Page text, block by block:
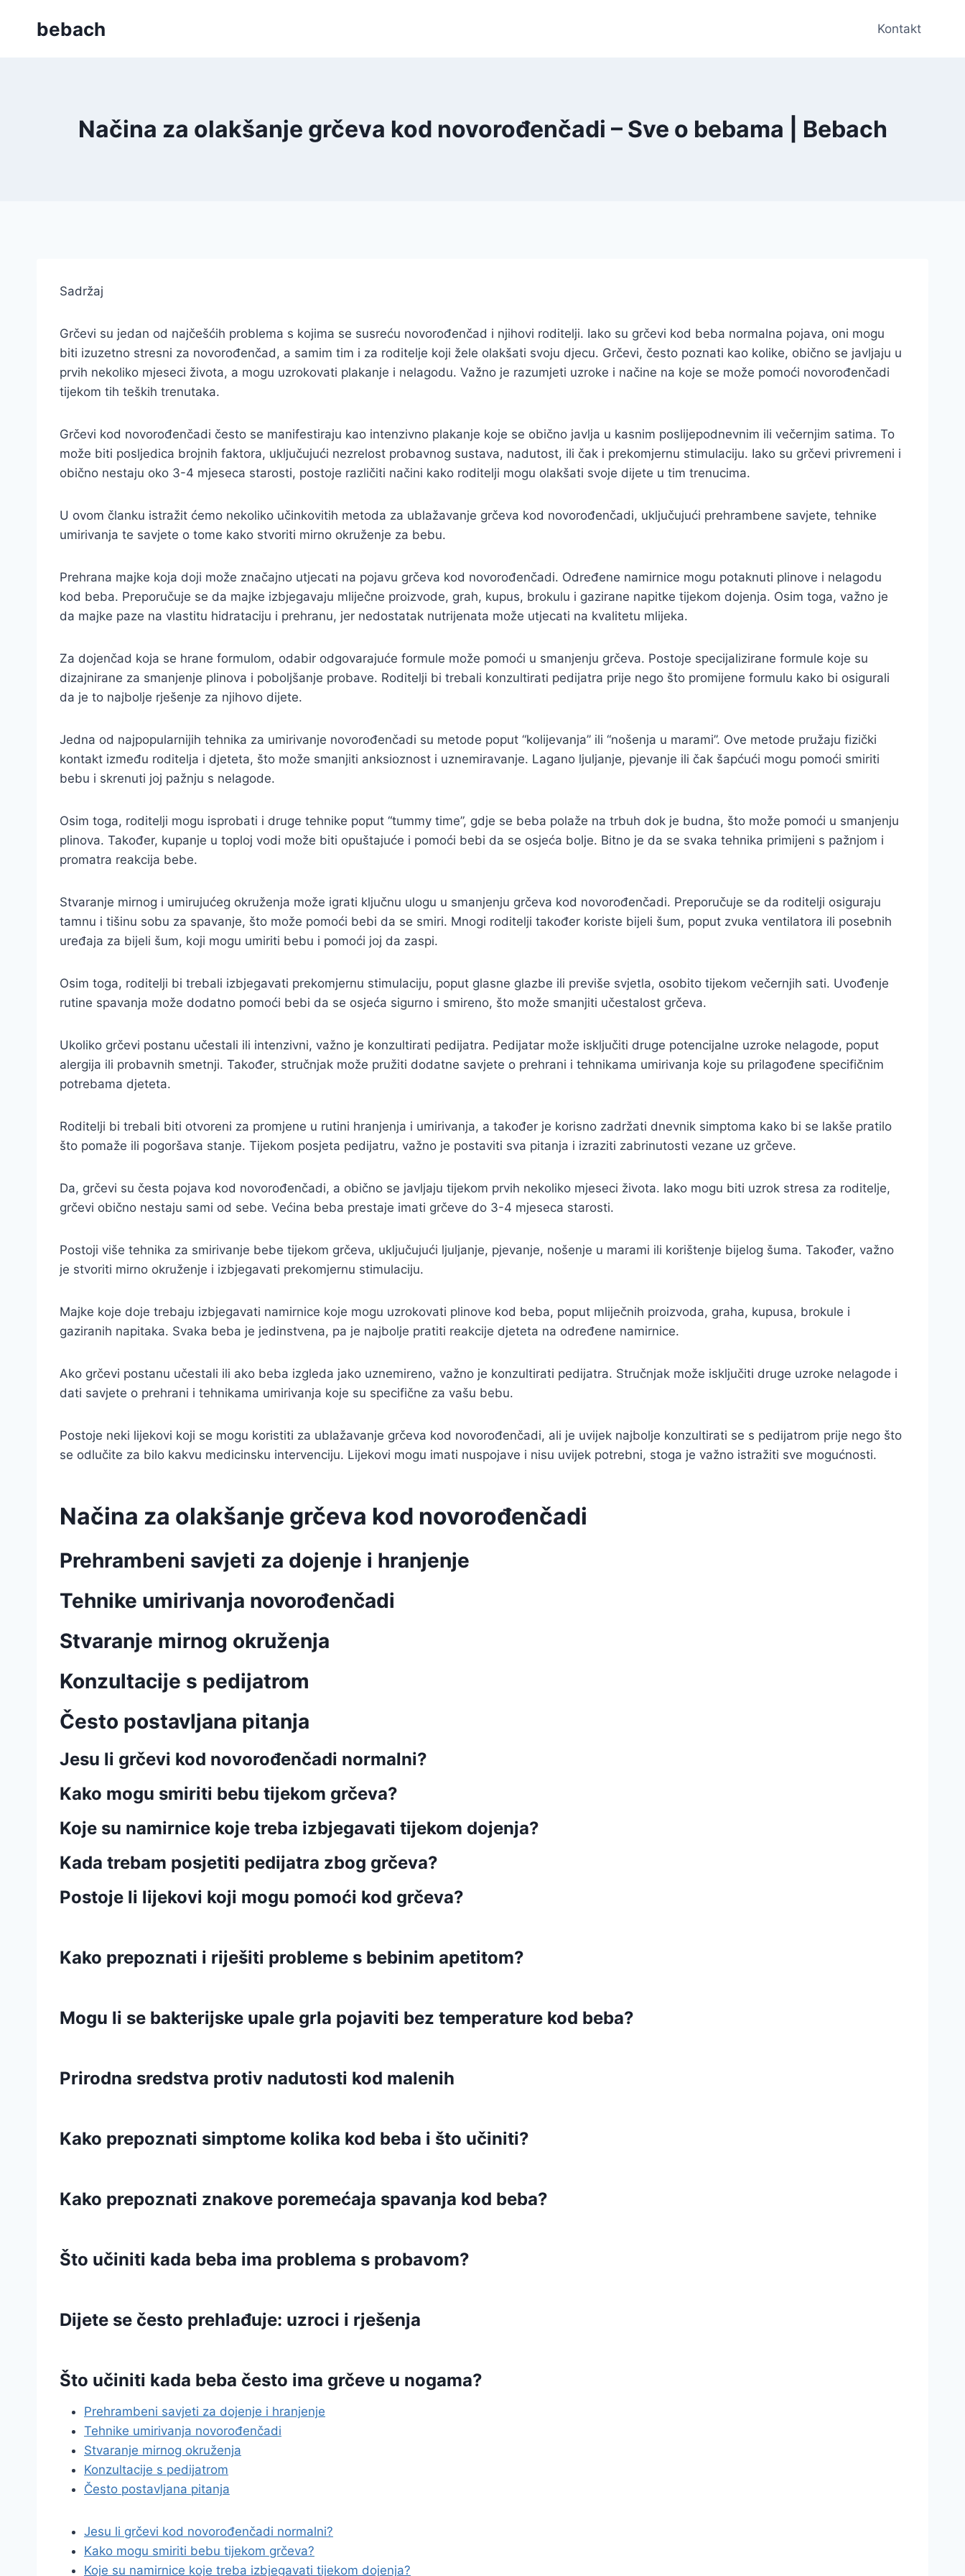
bebach Kontakt
Načina za olakšanje grčeva kod novorođenčadi – Sve o bebama | Bebach
Sadržaj
Grčevi su jedan od najčešćih problema s kojima se susreću novorođenčad i njihovi roditelji. Iako su grčevi kod beba normalna pojava, oni mogu
biti izuzetno stresni za novorođenčad, a samim tim i za roditelje koji žele olakšati svoju djecu. Grčevi, često poznati kao kolike, obično se javljaju u
prvih nekoliko mjeseci života, a mogu uzrokovati plakanje i nelagodu. Važno je razumjeti uzroke i načine na koje se može pomoći novorođenčadi
tijekom tih teških trenutaka.
Grčevi kod novorođenčadi često se manifestiraju kao intenzivno plakanje koje se obično javlja u kasnim poslijepodnevnim ili večernjim satima. To
može biti posljedica brojnih faktora, uključujući nezrelost probavnog sustava, nadutost, ili čak i prekomjernu stimulaciju. Iako su grčevi privremeni i
obično nestaju oko 3-4 mjeseca starosti, postoje različiti načini kako roditelji mogu olakšati svoje dijete u tim trenucima.
U ovom članku istražit ćemo nekoliko učinkovitih metoda za ublažavanje grčeva kod novorođenčadi, uključujući prehrambene savjete, tehnike
umirivanja te savjete o tome kako stvoriti mirno okruženje za bebu.
Prehrana majke koja doji može značajno utjecati na pojavu grčeva kod novorođenčadi. Određene namirnice mogu potaknuti plinove i nelagodu
kod beba. Preporučuje se da majke izbjegavaju mliječne proizvode, grah, kupus, brokulu i gazirane napitke tijekom dojenja. Osim toga, važno je
da majke paze na vlastitu hidrataciju i prehranu, jer nedostatak nutrijenata može utjecati na kvalitetu mlijeka.
Za dojenčad koja se hrane formulom, odabir odgovarajuće formule može pomoći u smanjenju grčeva. Postoje specijalizirane formule koje su
dizajnirane za smanjenje plinova i poboljšanje probave. Roditelji bi trebali konzultirati pedijatra prije nego što promijene formulu kako bi osigurali
da je to najbolje rješenje za njihovo dijete.
Jedna od najpopularnijih tehnika za umirivanje novorođenčadi su metode poput “kolijevanja” ili “nošenja u marami”. Ove metode pružaju fizički
kontakt između roditelja i djeteta, što može smanjiti anksioznost i uznemiravanje. Lagano ljuljanje, pjevanje ili čak šapćući mogu pomoći smiriti
bebu i skrenuti joj pažnju s nelagode.
Osim toga, roditelji mogu isprobati i druge tehnike poput “tummy time”, gdje se beba polaže na trbuh dok je budna, što može pomoći u smanjenju
plinova. Također, kupanje u toploj vodi može biti opuštajuće i pomoći bebi da se osjeća bolje. Bitno je da se svaka tehnika primijeni s pažnjom i
promatra reakcija bebe.
Stvaranje mirnog i umirujućeg okruženja može igrati ključnu ulogu u smanjenju grčeva kod novorođenčadi. Preporučuje se da roditelji osiguraju
tamnu i tišinu sobu za spavanje, što može pomoći bebi da se smiri. Mnogi roditelji također koriste bijeli šum, poput zvuka ventilatora ili posebnih
uređaja za bijeli šum, koji mogu umiriti bebu i pomoći joj da zaspi.
Osim toga, roditelji bi trebali izbjegavati prekomjernu stimulaciju, poput glasne glazbe ili previše svjetla, osobito tijekom večernjih sati. Uvođenje
rutine spavanja može dodatno pomoći bebi da se osjeća sigurno i smireno, što može smanjiti učestalost grčeva.
Ukoliko grčevi postanu učestali ili intenzivni, važno je konzultirati pedijatra. Pedijatar može isključiti druge potencijalne uzroke nelagode, poput
alergija ili probavnih smetnji. Također, stručnjak može pružiti dodatne savjete o prehrani i tehnikama umirivanja koje su prilagođene specifičnim
potrebama djeteta.
Roditelji bi trebali biti otvoreni za promjene u rutini hranjenja i umirivanja, a također je korisno zadržati dnevnik simptoma kako bi se lakše pratilo
što pomaže ili pogoršava stanje. Tijekom posjeta pedijatru, važno je postaviti sva pitanja i izraziti zabrinutosti vezane uz grčeve.
Da, grčevi su česta pojava kod novorođenčadi, a obično se javljaju tijekom prvih nekoliko mjeseci života. Iako mogu biti uzrok stresa za roditelje,
grčevi obično nestaju sami od sebe. Većina beba prestaje imati grčeve do 3-4 mjeseca starosti.
Postoji više tehnika za smirivanje bebe tijekom grčeva, uključujući ljuljanje, pjevanje, nošenje u marami ili korištenje bijelog šuma. Također, važno
je stvoriti mirno okruženje i izbjegavati prekomjernu stimulaciju.
Majke koje doje trebaju izbjegavati namirnice koje mogu uzrokovati plinove kod beba, poput mliječnih proizvoda, graha, kupusa, brokule i
gaziranih napitaka. Svaka beba je jedinstvena, pa je najbolje pratiti reakcije djeteta na određene namirnice.
Ako grčevi postanu učestali ili ako beba izgleda jako uznemireno, važno je konzultirati pedijatra. Stručnjak može isključiti druge uzroke nelagode i
dati savjete o prehrani i tehnikama umirivanja koje su specifične za vašu bebu.
Postoje neki lijekovi koji se mogu koristiti za ublažavanje grčeva kod novorođenčadi, ali je uvijek najbolje konzultirati se s pedijatrom prije nego što
se odlučite za bilo kakvu medicinsku intervenciju. Lijekovi mogu imati nuspojave i nisu uvijek potrebni, stoga je važno istražiti sve mogućnosti.
Načina za olakšanje grčeva kod novorođenčadi
Prehrambeni savjeti za dojenje i hranjenje
Tehnike umirivanja novorođenčadi
Stvaranje mirnog okruženja
Konzultacije s pedijatrom
Često postavljana pitanja
Jesu li grčevi kod novorođenčadi normalni?
Kako mogu smiriti bebu tijekom grčeva?
Koje su namirnice koje treba izbjegavati tijekom dojenja?
Kada trebam posjetiti pedijatra zbog grčeva?
Postoje li lijekovi koji mogu pomoći kod grčeva?
Kako prepoznati i riješiti probleme s bebinim apetitom?
Mogu li se bakterijske upale grla pojaviti bez temperature kod beba?
Prirodna sredstva protiv nadutosti kod malenih
Kako prepoznati simptome kolika kod beba i što učiniti?
Kako prepoznati znakove poremećaja spavanja kod beba?
Što učiniti kada beba ima problema s probavom?
Dijete se često prehlađuje: uzroci i rješenja
Što učiniti kada beba često ima grčeve u nogama?
Prehrambeni savjeti za dojenje i hranjenje
Tehnike umirivanja novorođenčadi
Stvaranje mirnog okruženja
Konzultacije s pedijatrom
Često postavljana pitanja
Jesu li grčevi kod novorođenčadi normalni?
Kako mogu smiriti bebu tijekom grčeva?
Koje su namirnice koje treba izbjegavati tijekom dojenja?